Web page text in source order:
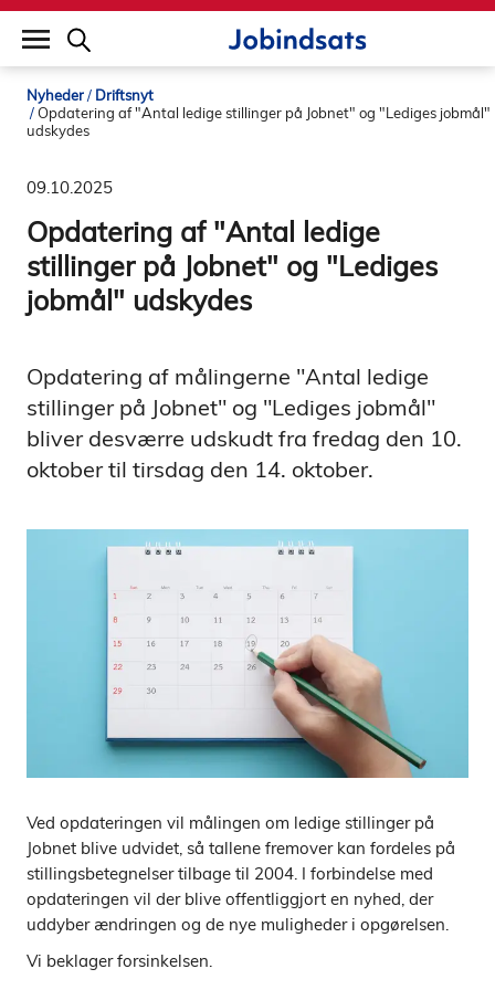
builddate: 2026-02-02 16:12:57
Nyheder
Driftsnyt
Opdatering af "Antal ledige stillinger på Jobnet" og "Lediges jobmål"
udskydes
09.10.2025
Opdatering af "Antal ledige
stillinger på Jobnet" og "Lediges
jobmål" udskydes
Opdatering af målingerne "Antal ledige
stillinger på Jobnet" og "Lediges jobmål"
bliver desværre udskudt fra fredag den 10.
oktober til tirsdag den 14. oktober.
Ved opdateringen vil målingen om ledige stillinger på
Jobnet blive udvidet, så tallene fremover kan fordeles på
stillingsbetegnelser tilbage til 2004. I forbindelse med
opdateringen vil der blive offentliggjort en nyhed, der
uddyber ændringen og de nye muligheder i opgørelsen.
Vi beklager forsinkelsen.